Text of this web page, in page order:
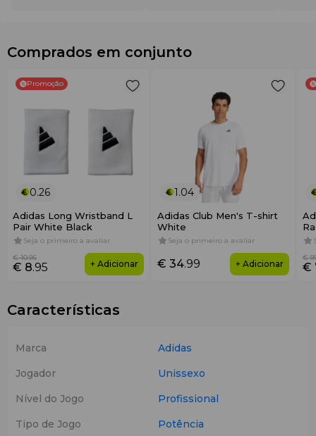
Comprados em conjunto
Promoção
0.26
Adidas Long Wristband L
Pair White Black
Seja o primeiro a avaliar
€ 8.95
€ 10.95
+ Adicionar
1.04
Adidas Club Men's T-shirt
White
Seja o primeiro a avaliar
€ 34.99 + Adicionar €
€
Características
Marca
Adidas
Jogador
Unissexo
Nível do Jogo
Profissional
Tipo de Jogo
Potência